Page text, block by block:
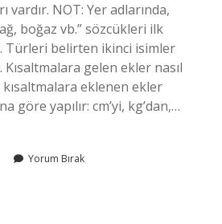
vardır. NOT: Yer adlarında,
boğaz vb.” sözcükleri ilk
Türleri belirten ikinci isimler
gelen ekler nasıl
kısaltmalara eklenen ekler
göre yapılır: cm’yi, kg’dan,…
Yorum Bırak